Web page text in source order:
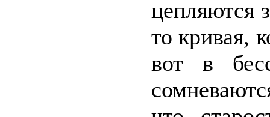
цепляются
то кривая,
вот в